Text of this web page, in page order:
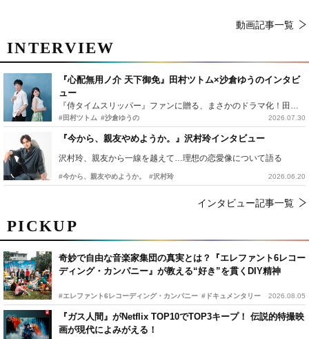
PICKUP
奇妙で自由な音楽家集団の真実とは？『エレファント6レコー
ディング・カンパニー』が教える“好き”を貫くDIY精神
#エレファント6レコーディング・カンパニー #ドキュメンタリー 2026.08.05
『ガス人間』がNetflix TOP10でTOP3キープ！ 伝説的特撮映
画が現代によみがえる！
動画記事一覧
INTERVIEW
『心配無用ノ介 天下御免』田村ツトム×沙倉ゆうのインタビ
ュー
『侍タイムスリッパー』ファンに贈る、まさかのドラマ化！田村ツトム×沙倉ゆうのが語る『心配無用ノ介』撮影秘話
#田村ツトム #沙倉ゆうの 2026.07.30
『今から、親友やめようか。』沢村玲インタビュー
沢村玲、親友から一線を越えて…理想の恋愛像について語る
#今から、親友やめようか。 #沢村玲 2026.06.20
インタビュー記事一覧